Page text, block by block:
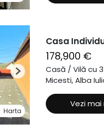
Harta
Next
Casa
178,900 €
Casă / Vilă cu
Micesti, Alba
Vezi